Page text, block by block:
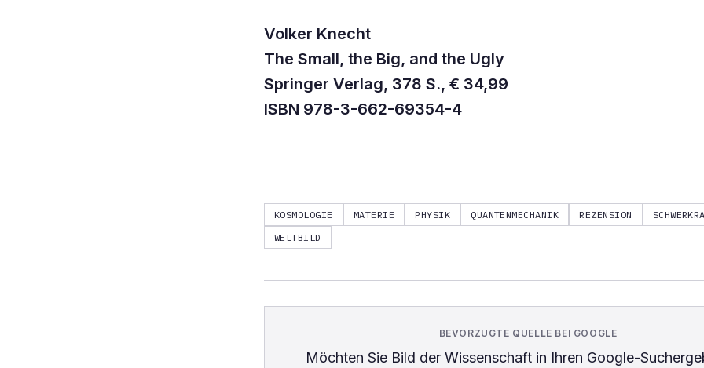
Volker Knecht
The Small, the Big, and the Ugly
Springer Verlag, 378 S., € 34,99
ISBN 978-3-662-69354-4
KOSMOLOGIE MATERIE PHYSIK QUANTENMECHANIK REZENSION
WELTBILD
BEVORZUGTE QUELLE BEI GOOGLE
Möchten Sie Bild der Wissenschaftin Ihren Google-